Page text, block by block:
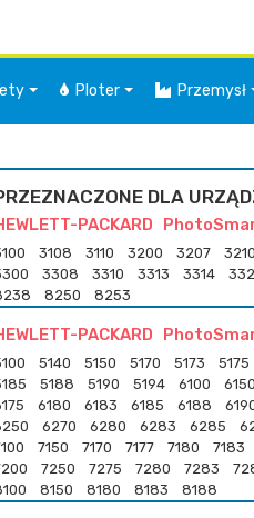
Ploter Przemysł
DLA
PACKARD
3108 3110 3200 3207
3308 3310 3313 3314
8250 8253
PACKARD
5140 5150 5170 5173 5175
5188 5190 5194 6100
6180 6183 6185 6188
6270 6280 6283 6285
7150 7170 7177 7180 7183
7250 7275 7280 7283
8150 8180 8183 8188